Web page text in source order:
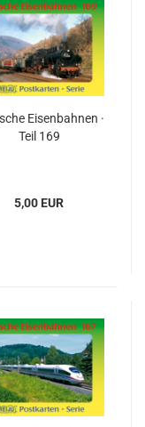
Eisenbahnen ·
Teil 169
5,00 EUR